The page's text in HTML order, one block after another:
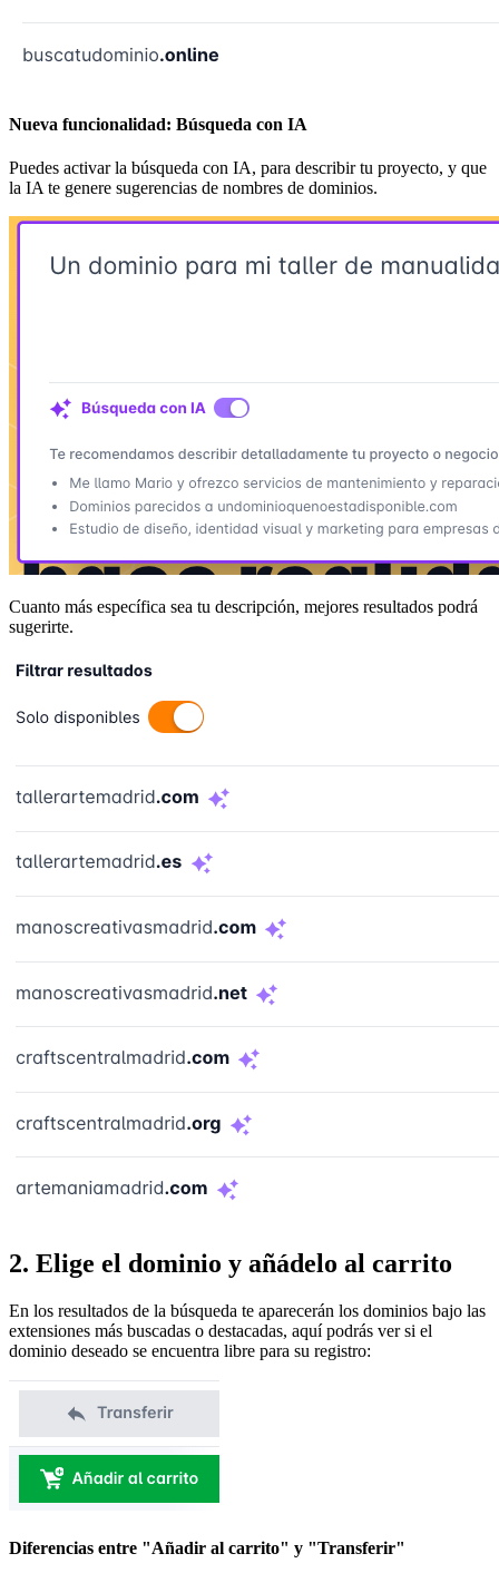
Nueva funcionalidad: Búsqueda con IA
Puedes activar la búsqueda con IA, para describir tu proyecto, y que
la IA te genere sugerencias de nombres de dominios.
Cuanto más específica sea tu descripción, mejores resultados podrá
sugerirte.
2. Elige el dominio y añádelo al carrito
En los resultados de la búsqueda te aparecerán los dominios bajo las
extensiones más buscadas o destacadas, aquí podrás ver si el
dominio deseado se encuentra libre para su registro:
Diferencias entre "Añadir al carrito" y "Transferir"